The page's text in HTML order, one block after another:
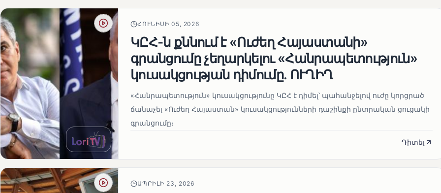
ՀՈՒՆԻՍԻ 05, 2026
ԿԸՀ-ն քննում է «Ուժեղ Հայաստանի»
գրանցումը չեղարկելու «Հանրապետություն»
կուսակցության դիմումը. ՈՒՂԻՂ
«Հանրապետություն» կուսակցությունը ԿԸՀ է դիմել՝ պահանջելով ուժը կորցրած
ճանաչել «Ուժեղ Հայաստան» կուսակցությունների դաշինքի ընտրական ցուցակի
գրանցումը։
Դիտել
ԱՊՐԻԼԻ 23, 2026